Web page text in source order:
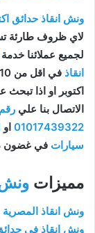
ونش انقاذ حدائق
لاي ظروف طارئة
لجميع عملائنا خدمة
انقاذ
اكتوبر او اذا تبحث
الاتصال بنا علي
01017439322 او
سيارات في غضون
مميزات ونش
ونش انقاذ المصرية
ونش انقاذ في